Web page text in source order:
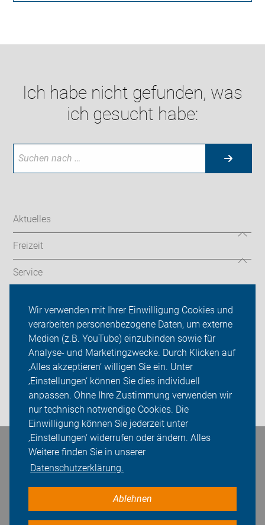
Wir verwenden mit Ihrer Einwilligung Cookies und
verarbeiten personenbezogene Daten, um externe
Medien (z.B. YouTube) einzubinden sowie für
Analyse- und Marketingzwecke. Durch Klicken auf
‚Alles akzeptieren‘ willigen Sie ein. Unter
‚Einstellungen‘ können Sie dies individuell
anpassen. Ohne Ihre Zustimmung verwenden wir
nur technisch notwendige Cookies. Die
Einwilligung können Sie jederzeit unter
‚Einstellungen‘ widerrufen oder ändern. Alles
Weitere finden Sie in unserer
Datenschutzerklärung.
Ablehnen
Ich habe nicht gefunden, was
ich gesucht habe:
Aktuelles
Freizeit
Service
ADFC Sachsen
Sei dabei
Presse
Login
Bleiben Sie in Kontakt